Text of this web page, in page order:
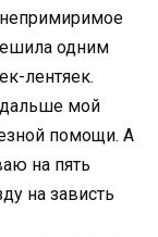
одним
лентяек.
мой
помощи. А
на пять
на зависть